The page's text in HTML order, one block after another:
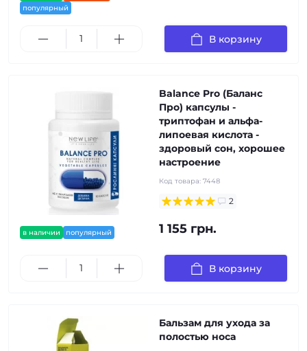
популярный
В корзину
в наличии популярный
Balance Pro (Баланс
Про) капсулы -
триптофан и альфа-
липоевая кислота -
здоровый сон, хорошее
настроение
Код товара: 7448
2
1 155 грн.
В корзину
Бальзам для ухода за
полостью носа